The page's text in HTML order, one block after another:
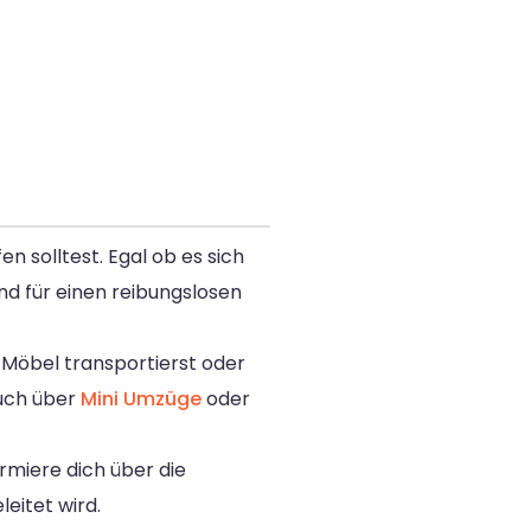
solltest. Egal ob es sich
für einen reibungslosen
Möbel transportierst oder
über Mini Umzügeoder
dich über die
wird.